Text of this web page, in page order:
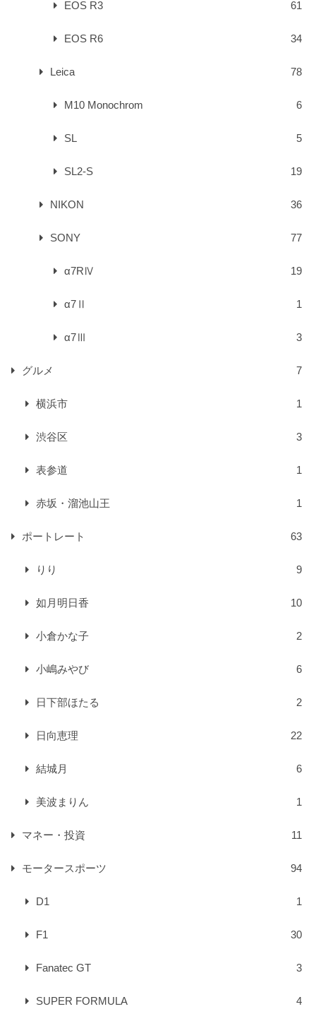
EOS R3 61
EOS R6 34
Leica 78
M10 Monochrom 6
SL 5
SL2-S 19
NIKON 36
SONY 77
α7RⅣ 19
α7Ⅱ 1
α7Ⅲ 3
グルメ 7
横浜市 1
渋谷区 3
表参道 1
赤坂・溜池山王 1
ポートレート 63
りり 9
如月明日香 10
小倉かな子 2
小嶋みやび 6
日下部ほたる 2
日向恵理 22
結城月 6
美波まりん 1
マネー・投資 11
モータースポーツ 94
D1 1
F1 30
Fanatec GT 3
SUPER FORMULA 4